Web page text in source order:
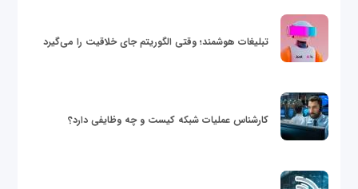
تبلیغات هوشمند؛ وقتی الگوریتم جای خلاقیت را می‌گیرد
کارشناس عملیات شبکه کیست و چه وظایفی دارد؟